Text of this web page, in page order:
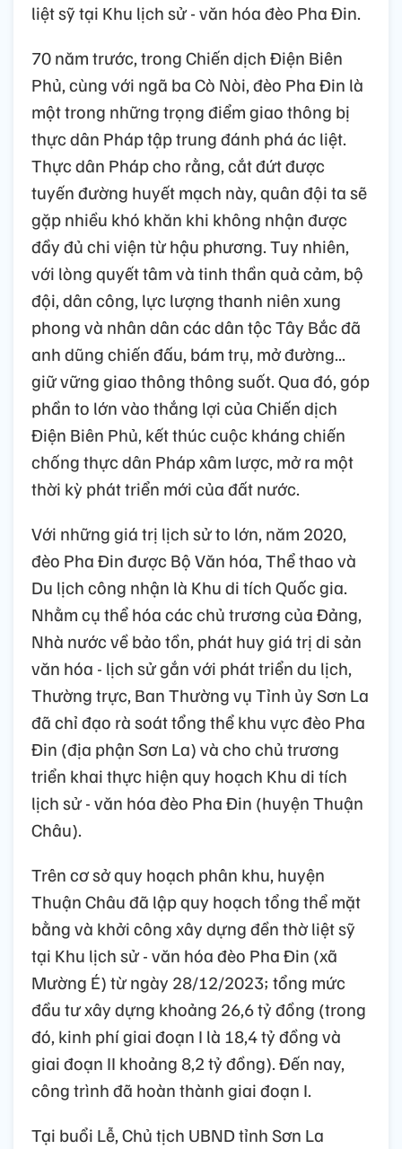
liệt sỹ tại Khu lịch sử - văn hóa đèo Pha Đin.
70 năm trước, trong Chiến dịch Điện Biên
Phủ, cùng với ngã ba Cò Nòi, đèo Pha Đin là
một trong những trọng điểm giao thông bị
thực dân Pháp tập trung đánh phá ác liệt.
Thực dân Pháp cho rằng, cắt đứt được
tuyến đường huyết mạch này, quân đội ta sẽ
gặp nhiều khó khăn khi không nhận được
đầy đủ chi viện từ hậu phương. Tuy nhiên,
với lòng quyết tâm và tinh thần quả cảm, bộ
đội, dân công, lực lượng thanh niên xung
phong và nhân dân các dân tộc Tây Bắc đã
anh dũng chiến đấu, bám trụ, mở đường...
giữ vững giao thông thông suốt. Qua đó, góp
phần to lớn vào thắng lợi của Chiến dịch
Điện Biên Phủ, kết thúc cuộc kháng chiến
chống thực dân Pháp xâm lược, mở ra một
thời kỳ phát triển mới của đất nước.
Với những giá trị lịch sử to lớn, năm 2020,
đèo Pha Đin được Bộ Văn hóa, Thể thao và
Du lịch công nhận là Khu di tích Quốc gia.
Nhằm cụ thể hóa các chủ trương của Đảng,
Nhà nước về bảo tồn, phát huy giá trị di sản
văn hóa - lịch sử gắn với phát triển du lịch,
Thường trực, Ban Thường vụ Tỉnh ủy Sơn La
đã chỉ đạo rà soát tổng thể khu vực đèo Pha
Đin (địa phận Sơn La) và cho chủ trương
triển khai thực hiện quy hoạch Khu di tích
lịch sử - văn hóa đèo Pha Đin (huyện Thuận
Châu).
Trên cơ sở quy hoạch phân khu, huyện
Thuận Châu đã lập quy hoạch tổng thể mặt
bằng và khởi công xây dựng đền thờ liệt sỹ
tại Khu lịch sử - văn hóa đèo Pha Đin (xã
Mường É) từ ngày 28/12/2023; tổng mức
đầu tư xây dựng khoảng 26,6 tỷ đồng (trong
đó, kinh phí giai đoạn I là 18,4 tỷ đồng và
giai đoạn II khoảng 8,2 tỷ đồng). Đến nay,
công trình đã hoàn thành giai đoạn I.
Tại buổi Lễ, Chủ tịch UBND tỉnh Sơn La